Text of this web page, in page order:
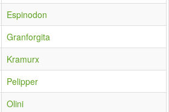
Espinodon
Granforgita
Kramurx
Pelipper
Olini